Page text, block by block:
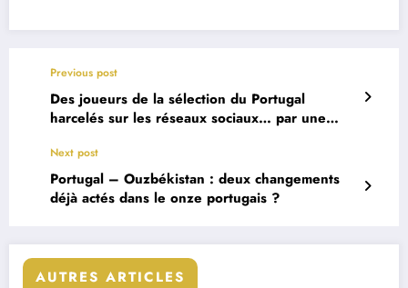
Previous post
Des joueurs de la sélection du Portugal
harcelés sur les réseaux sociaux… par une
Next post
Portugal – Ouzbékistan : deux changements
déjà actés dans le onze portugais ?
AUTRES ARTICLES